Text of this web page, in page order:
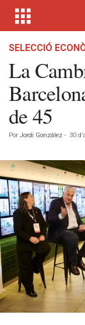
SELECCIÓ
La
de 45
Por Jordi González - 30